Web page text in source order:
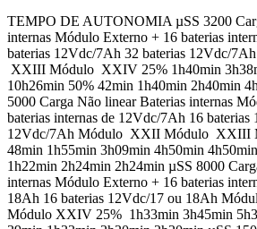
TEMPO DE AUTONOMIA µSS 3200
internas Módulo Externo + 16 baterias
baterias 12Vdc/7Ah 32 baterias 12Vdc/
XXIII Módulo XXIV 25% 1h40min
10h26min 50% 42min 1h40min 2h40min
5000 Carga Não linear Baterias internas
baterias internas de 12Vdc/7Ah 16
12Vdc/7Ah Módulo XXII Módulo XXIII
48min 1h55min 3h09min 4h50min
1h22min 2h24min 2h24min µSS 8000
internas Módulo Externo + 16 baterias
18Ah 16 baterias 12Vdc/17 ou 18Ah
Módulo XXIV 25% 1h33min 3h45min